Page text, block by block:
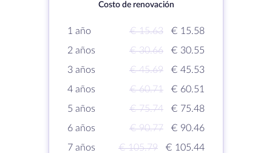
Costo de renovación
1 año € 15.63
€ 15.58
2 años
€ 30.66
€ 30.55
3 años
€ 45.69
€ 45.53
4 años
€ 60.71
€ 60.51
5 años
€ 75.74
€ 75.48
6 años
€ 90.77
€ 90.46
7 años
€ 105.79
€ 105.44